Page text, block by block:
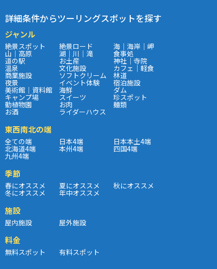
詳細条件からツーリングスポットを探す
ジャンル
絶景スポット 絶景ロード 海｜海岸｜岬
山｜高原 湖｜川｜滝 食事処
道の駅 お土産 神社｜寺院
温泉 文化施設 カフェ｜軽食
商業施設 ソフトクリーム 林道
夜景 イベント体験 宿泊施設
美術館｜資料館 海鮮 ダム
キャンプ場 スイーツ 珍スポット
動植物園 お肉 麺類
お酒 ライダーハウス
東西南北の端
全ての端 日本4端 日本本土4端
北海道4端 本州4端 四国4端
九州4端
季節
春にオススメ 夏にオススメ 秋にオススメ
冬にオススメ 年中オススメ
施設
屋内施設 屋外施設
料金
無料スポット 有料スポット